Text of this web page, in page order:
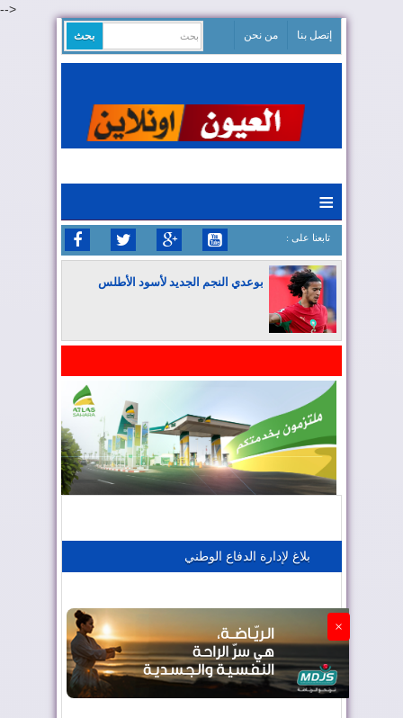
-->
إتصل بنا من نحن
≡
: تابعنا على
بوعدي النجم الجديد لأسود الأطلس
المغرب يعزز موقعه في صناعة الطيران
بلاغ لإدارة الدفاع الوطني
×